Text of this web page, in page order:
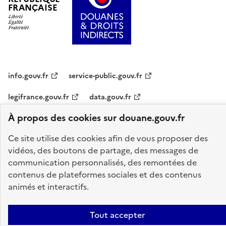
À propos des cookies sur douane.gouv.fr
Ce site utilise des cookies afin de vous proposer des
vidéos, des boutons de partage, des messages de
communication personnalisés, des remontées de
contenus de plateformes sociales et des contenus
animés et interactifs.
Tout accepter
FRANÇAISE
info.gouv.fr
service-public.gouv.fr
legifrance.gouv.fr
data.gouv.fr
Plan du site Accessibilité : partiellement conforme
Données personnelles
Gestion des cookies
Paramètres d'affichage
Sauf mention explicite de propriété intellectuelle détenue par des tiers,
les contenus de ce site sont proposés sous